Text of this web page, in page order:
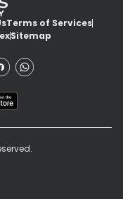
Terms of Services
Sitemap